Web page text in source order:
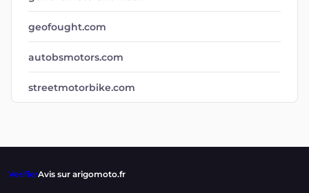
geofought.com
autobsmotors.com
streetmotorbike.com
VerifierAvis sur arigomoto.fr